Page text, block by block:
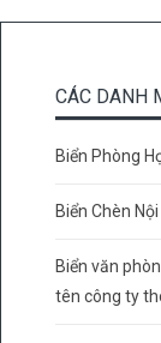
CÁC DANH
Biển Phòng
Biển Chèn
Biển văn
tên công ty